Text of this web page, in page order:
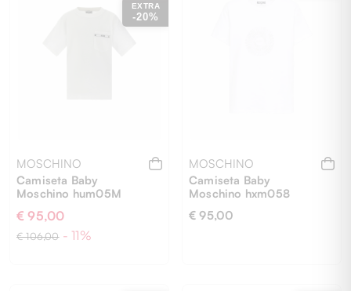
EXTRA
-20%
MOSCHINO
Camiseta Baby
Moschino hum05M
€ 95,00
€ 106,00 - 11%
MOSCHINO
Camiseta Baby
Moschino hxm058
€ 95,00